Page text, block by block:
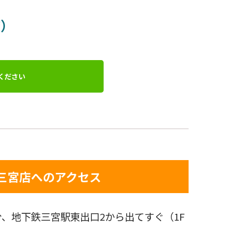
ださい
宮店へのアクセス
地下鉄三宮駅東出口2から出てすぐ（1F